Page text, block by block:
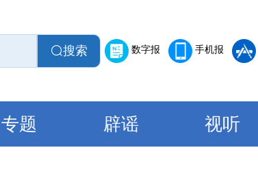
搜索 数字报 手机报
专题 辟谣 视听